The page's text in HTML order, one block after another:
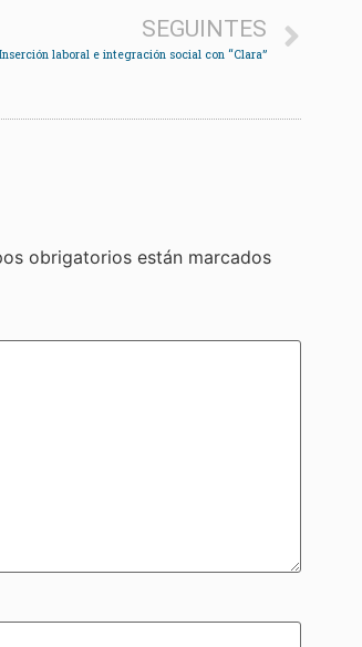
SEGUINTES
Inserción laboral e integración social con “Clara”
obrigatorios están marcados